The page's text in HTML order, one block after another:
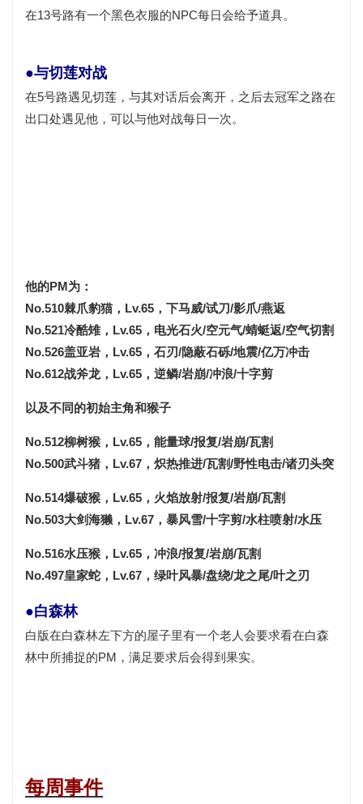
在13号路有一个黑色衣服的NPC每日会给予道具。
●与切莲对战
在5号路遇见切莲，与其对话后会离开，之后去冠军之路在
出口处遇见他，可以与他对战每日一次。
他的PM为：
No.510棘爪豹猫，Lv.65，下马威/试刀/影爪/燕返
No.521冷酷雉，Lv.65，电光石火/空元气/蜻蜓返/空气切割
No.526盖亚岩，Lv.65，石刃/隐蔽石砾/地震/亿万冲击
No.612战斧龙，Lv.65，逆鳞/岩崩/冲浪/十字剪
以及不同的初始主角和猴子
No.512柳树猴，Lv.65，能量球/报复/岩崩/瓦割
No.500武斗猪，Lv.67，炽热推进/瓦割/野性电击/诸刃头突
No.514爆破猴，Lv.65，火焰放射/报复/岩崩/瓦割
No.503大剑海獭，Lv.67，暴风雪/十字剪/水柱喷射/水压
No.516水压猴，Lv.65，冲浪/报复/岩崩/瓦割
No.497皇家蛇，Lv.67，绿叶风暴/盘绕/龙之尾/叶之刃
●白森林
白版在白森林左下方的屋子里有一个老人会要求看在白森
林中所捕捉的PM，满足要求后会得到果实。
每周事件